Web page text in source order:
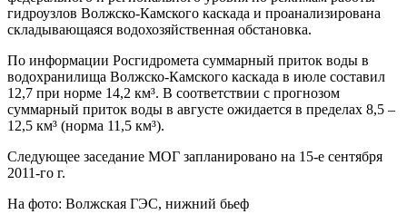
гидроузлов Волжско-Камского каскада и проанализирована
складывающаяся водохозяйственная обстановка.
По информации Росгидромета суммарный приток воды в
водохранилища Волжско-Камского каскада в июле составил
12,7 при норме 14,2 км³. В соответствии с прогнозом
суммарный приток воды в августе ожидается в пределах 8,5 –
12,5 км³ (норма 11,5 км³).
Следующее заседание МОГ запланировано на 15-е сентября
2011-го г.
На фото: Волжская ГЭС, нижний бьеф